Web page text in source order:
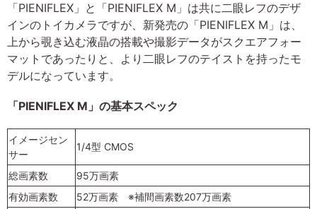
「PIENIFLEX」と「PIENIFLEX M」は共に二眼レフのデザ
インのトイカメラですが、新発売の「PIENIFLEX M」は、
上から覗き込む液晶の搭載や撮影データがスクエアフォー
マットであったりと、より二眼レフのテイストを持ったモ
デルになっています。
「PIENIFLEX M」の基本スペック
イメージセン
サー
1/4型 CMOS
総画素数
95万画素
有効画素数
52万画素 ※補間画素数207万画素